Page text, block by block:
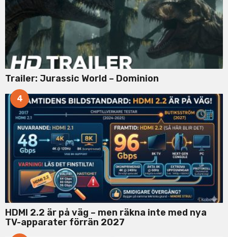
Trailer: Jurassic World – Dominion
4
HDMI 2.2 är på väg – men räkna inte med nya
TV-apparater förrän 2027